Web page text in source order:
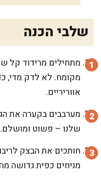
שלבי הכנה
מתחילים מרידוד קל
מקומח. לא לדק מדי,
אווריריים.
מערבבים בקערה את
שלנו – פשוט ומושלם.
מניחים כפית גדושה